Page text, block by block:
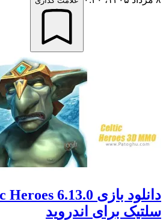
برای اندروید